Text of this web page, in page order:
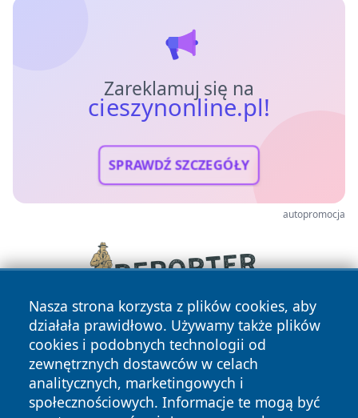
Zareklamuj się na
cieszynonline.pl!
SPRAWDŹ SZCZEGÓŁY
autopromocja
Nasza strona korzysta z plików cookies, aby
działała prawidłowo. Używamy także plików
cookies i podobnych technologii od
zewnętrznych dostawców w celach
analitycznych, marketingowych i
społecznościowych. Informacje te mogą być